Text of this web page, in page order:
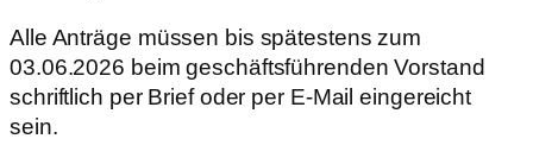
Alle Anträge müssen bis spätestens zum
03.06.2026 beim geschäftsführenden Vorstand
schriftlich per Brief oder per E-Mail eingereicht
sein.